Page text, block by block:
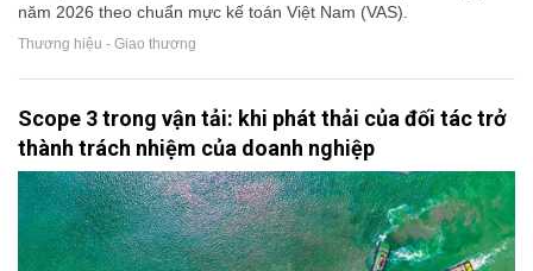
năm 2026 theo chuẩn mực kế toán Việt Nam (VAS).
Thương hiệu - Giao thương
Scope 3 trong vận tải: khi phát thải của đối tác trở
thành trách nhiệm của doanh nghiệp